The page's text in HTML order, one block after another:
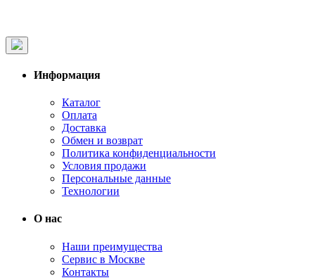
Информация
Каталог
Оплата
Доставка
Обмен и возврат
Политика конфиденциальности
Условия продажи
Персональные данные
Технологии
О нас
Наши преимущества
Сервис в Москве
Контакты